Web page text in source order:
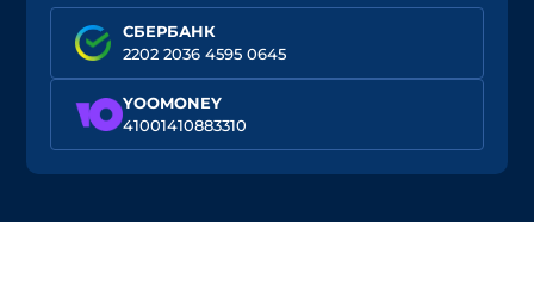
СБЕРБАНК
2202 2036 4595 0645
YOOMONEY
41001410883310